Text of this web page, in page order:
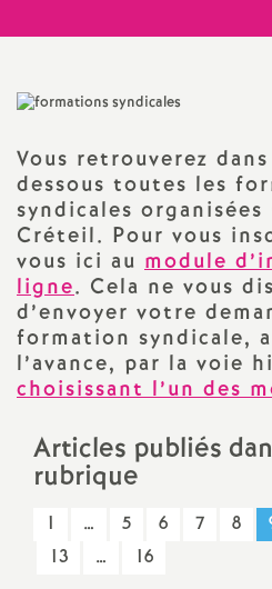
Vous retrouverez
dessous toutes les
syndicales organisées
Créteil. Pour vous
vous ici au module
ligne. Cela ne vous
d’envoyer votre
formation syndicale,
l’avance, par la voie
choisissant l’un des
Articles publiés
rubrique
1 … 5 6 7 8
13
… 16